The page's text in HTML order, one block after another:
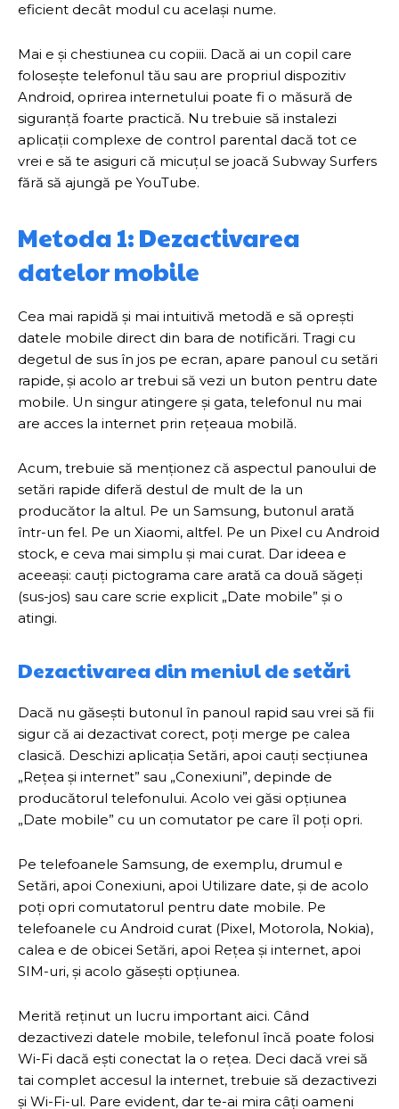
eficient decât modul cu același nume.
Mai e și chestiunea cu copiii. Dacă ai un copil care
folosește telefonul tău sau are propriul dispozitiv
Android, oprirea internetului poate fi o măsură de
siguranță foarte practică. Nu trebuie să instalezi
aplicații complexe de control parental dacă tot ce
vrei e să te asiguri că micuțul se joacă Subway Surfers
fără să ajungă pe YouTube.
Metoda 1: Dezactivarea
datelor mobile
Cea mai rapidă și mai intuitivă metodă e să oprești
datele mobile direct din bara de notificări. Tragi cu
degetul de sus în jos pe ecran, apare panoul cu setări
rapide, și acolo ar trebui să vezi un buton pentru date
mobile. Un singur atingere și gata, telefonul nu mai
are acces la internet prin rețeaua mobilă.
Acum, trebuie să menționez că aspectul panoului de
setări rapide diferă destul de mult de la un
producător la altul. Pe un Samsung, butonul arată
într-un fel. Pe un Xiaomi, altfel. Pe un Pixel cu Android
stock, e ceva mai simplu și mai curat. Dar ideea e
aceeași: cauți pictograma care arată ca două săgeți
(sus-jos) sau care scrie explicit „Date mobile” și o
atingi.
Dezactivarea din meniul de setări
Dacă nu găsești butonul în panoul rapid sau vrei să fii
sigur că ai dezactivat corect, poți merge pe calea
clasică. Deschizi aplicația Setări, apoi cauți secțiunea
„Rețea și internet” sau „Conexiuni”, depinde de
producătorul telefonului. Acolo vei găsi opțiunea
„Date mobile” cu un comutator pe care îl poți opri.
Pe telefoanele Samsung, de exemplu, drumul e
Setări, apoi Conexiuni, apoi Utilizare date, și de acolo
poți opri comutatorul pentru date mobile. Pe
telefoanele cu Android curat (Pixel, Motorola, Nokia),
calea e de obicei Setări, apoi Rețea și internet, apoi
SIM-uri, și acolo găsești opțiunea.
Merită reținut un lucru important aici. Când
dezactivezi datele mobile, telefonul încă poate folosi
Wi-Fi dacă ești conectat la o rețea. Deci dacă vrei să
tai complet accesul la internet, trebuie să dezactivezi
și Wi-Fi-ul. Pare evident, dar te-ai mira câți oameni